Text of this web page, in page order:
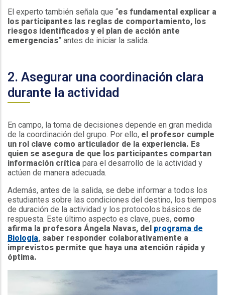
El experto también señala que “es fundamental explicar a
los participantes las reglas de comportamiento, los
riesgos identificados y el plan de acción ante
emergencias” antes de iniciar la salida.
2. Asegurar una coordinación clara
durante la actividad
En campo, la toma de decisiones depende en gran medida
de la coordinación del grupo. Por ello, el profesor cumple
un rol clave como articulador de la experiencia. Es
quien se asegura de que los participantes compartan
información crítica para el desarrollo de la actividad y
actúen de manera adecuada.
Además, antes de la salida, se debe informar a todos los
estudiantes sobre las condiciones del destino, los tiempos
de duración de la actividad y los protocolos básicos de
respuesta. Este último aspecto es clave, pues, como
afirma la profesora Ángela Navas, del programa de
Biología, saber responder colaborativamente a
imprevistos permite que haya una atención rápida y
óptima.